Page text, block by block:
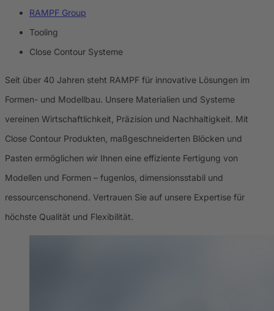
RAMPF Group
Tooling
Close Contour Systeme
Seit über 40 Jahren steht RAMPF für innovative Lösungen im
Formen- und Modellbau. Unsere Materialien und Systeme
vereinen Wirtschaftlichkeit, Präzision und Nachhaltigkeit. Mit
Close Contour Produkten, maßgeschneiderten Blöcken und
Pasten ermöglichen wir Ihnen eine effiziente Fertigung von
Modellen und Formen – fugenlos, dimensionsstabil und
ressourcenschonend. Vertrauen Sie auf unsere Expertise für
höchste Qualität und Flexibilität.